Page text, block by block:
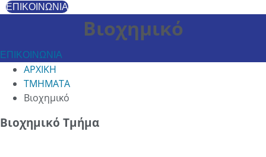
ΕΠΙΚΟΙΝΩΝΊΑ
Βιοχημικό
ΕΠΙΚΟΙΝΩΝΙΑ
ΑΡΧΙΚΗ
ΤΜΗΜΑΤΑ
Βιοχημικό
Βιοχημικό Τμήμα